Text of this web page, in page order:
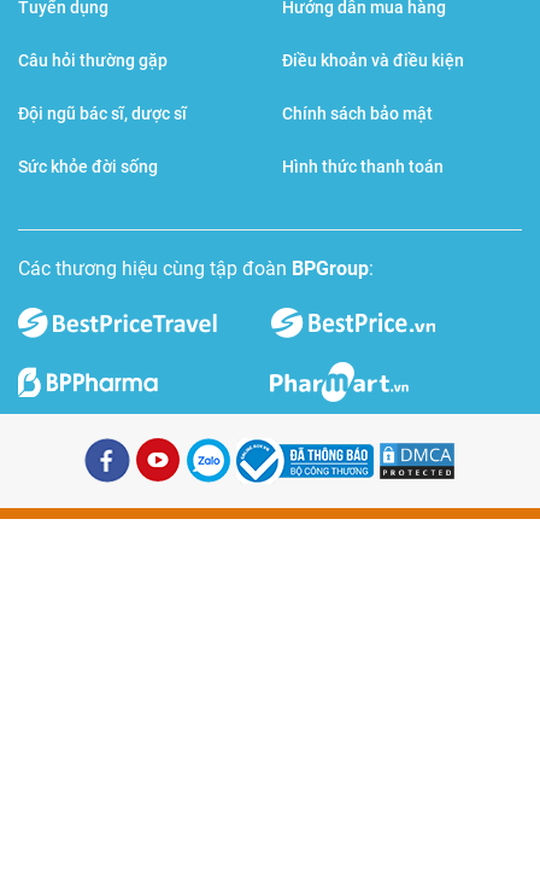
Tuyển dụng
Câu hỏi thường gặp
Đội ngũ bác sĩ, dược sĩ
Sức khỏe đời sống
Hướng dẫn mua hàng
Điều khoản và điều kiện
Chính sách bảo mật
Hình thức thanh toán
Các thương hiệu cùng tập đoàn BPGroup: